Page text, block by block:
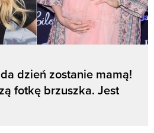
dzień zostanie mamą!
fotkę brzuszka. Jest